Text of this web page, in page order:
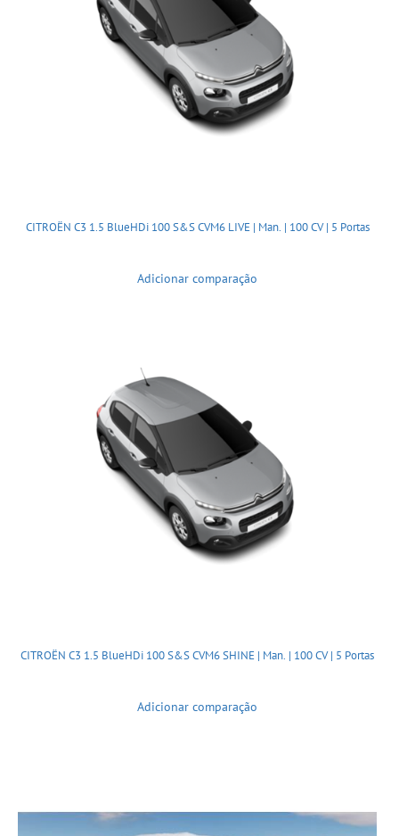
CITROËN C3 1.5 BlueHDi 100 S&S CVM6 LIVE | Man. | 100 CV | 5 Portas
Adicionar comparação
CITROËN C3 1.5 BlueHDi 100 S&S CVM6 SHINE | Man. | 100 CV | 5 Portas
Adicionar comparação